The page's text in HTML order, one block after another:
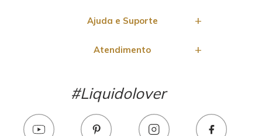
Ajuda e Suporte
Atendimento
#Liquidolover